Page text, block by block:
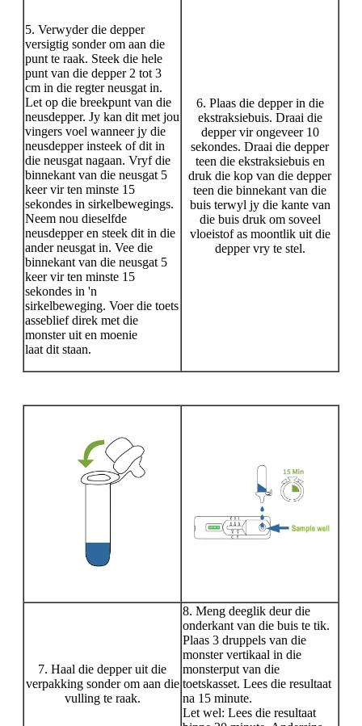
5. Verwyder die depper
versigtig sonder om aan die
punt te raak. Steek die hele
punt van die depper 2 tot 3
cm in die regter neusgat in.
Let op die breekpunt van die
neusdepper. Jy kan dit met jou
vingers voel wanneer jy die
neusdepper insteek of dit in
die neusgat nagaan. Vryf die
binnekant van die neusgat 5
keer vir ten minste 15
sekondes in sirkelbewegings.
Neem nou dieselfde
neusdepper en steek dit in die
ander neusgat in. Vee die
binnekant van die neusgat 5
keer vir ten minste 15
sekondes in 'n
sirkelbeweging. Voer die toets
asseblief direk met die
monster uit en moenie
laat dit staan.
6. Plaas die depper in die
ekstraksiebuis. Draai die
depper vir ongeveer 10
sekondes. Draai die depper
teen die ekstraksiebuis en
druk die kop van die depper
teen die binnekant van die
buis terwyl jy die kante van
die buis druk om soveel
vloeistof as moontlik uit die
depper vry te stel.
7. Haal die depper uit die
verpakking sonder om aan die
vulling te raak.
8. Meng deeglik deur die
onderkant van die buis te tik.
Plaas 3 druppels van die
monster vertikaal in die
monsterput van die
toetskasset. Lees die resultaat
na 15 minute.
Let wel: Lees die resultaat